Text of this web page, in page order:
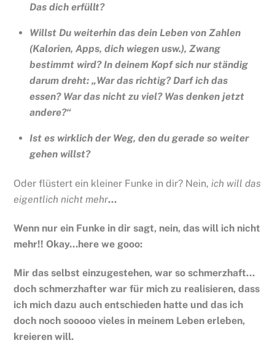
Das dich erfüllt?
Willst Du weiterhin das dein Leben von Zahlen
(Kalorien, Apps, dich wiegen usw.), Zwang
bestimmt wird? In deinem Kopf sich nur ständig
darum dreht: „War das richtig? Darf ich das
essen? War das nicht zu viel? Was denken jetzt
andere?“
Ist es wirklich der Weg, den du gerade so weiter
gehen willst?
Oder flüstert ein kleiner Funke in dir? Nein,ich will das
eigentlich nicht mehr…
Wenn nur ein Funke in dir sagt, nein, das will ich nicht
mehr!! Okay…here we gooo:
Mir das selbst einzugestehen, war so schmerzhaft…
doch schmerzhafter war für mich zu realisieren, dass
ich mich dazu auch entschieden hatte und das ich
doch noch sooooo vieles in meinem Leben erleben,
kreieren will.